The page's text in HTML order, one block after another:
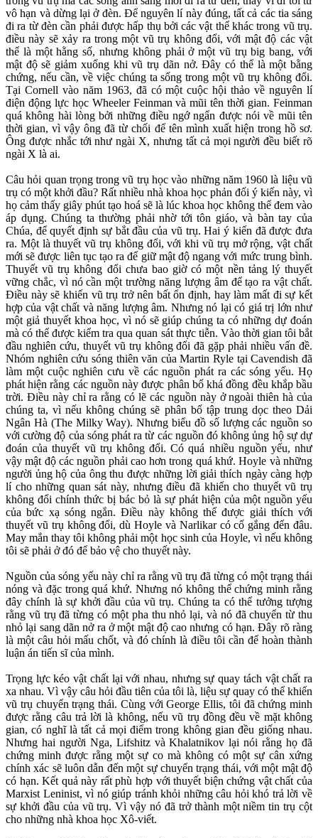
vô hạn và dừng lại ở đèn. Để nguyên lí này đúng, tất cả các tia sáng
đi ra từ đèn cần phải được hấp thụ bởi các vật thể khác trong vũ trụ.
điều này sẽ xảy ra trong một vũ trụ không đổi, với mật độ các vật
thể là một hằng số, nhưng không phải ở một vũ trụ big bang, với
mật độ sẽ giảm xuống khi vũ trụ dãn nở. Đây có thể là một bằng
chứng, nếu cần, về việc chúng ta sống trong một vũ trụ không đổi.
Tại Cornell vào năm 1963, đã có một cuộc hội thảo về nguyên lí
điện động lực học Wheeler Feinman và mũi tên thời gian. Feinman
quá không hài lòng bởi những điều ngớ ngẩn được nói về mũi tên
thời gian, vì vậy ông đã từ chối để tên mình xuất hiện trong hồ sơ.
Ông được nhắc tới như ngài X, nhưng tất cả mọi người đều biết rõ
ngài X là ai.
Câu hỏi quan trọng trong vũ trụ học vào những năm 1960 là liệu vũ
trụ có một khởi đầu? Rất nhiều nhà khoa học phản đối ý kiến này, vì
họ cảm thấy giây phút tạo hoá sẽ là lúc khoa học không thể đem vào
áp dụng. Chúng ta thường phải nhờ tới tôn giáo, và bàn tay của
Chúa, để quyết định sự bắt đầu của vũ trụ. Hai ý kiến đã được đưa
ra. Một là thuyết vũ trụ không đổi, với khi vũ trụ mở rộng, vật chất
mới sẽ được liên tục tạo ra để giữ mật độ ngang với mức trung bình.
Thuyết vũ trụ không đổi chưa bao giờ có một nền tảng lý thuyết
vững chắc, vì nó cần một trường năng lượng âm để tạo ra vật chất.
Điều này sẽ khiến vũ trụ trở nên bất ổn định, hay làm mất đi sự kết
hợp của vật chất và năng lượng âm. Nhưng nó lại có giá trị lớn như
một giả thuyết khoa học, vì nó sẽ giúp chúng ta có những dự đoán
mà có thể được kiểm tra qua quan sát thực tiễn. Vào thời gian tôi bắt
đầu nghiên cứu, thuyết vũ trụ không đổi đã gặp phải nhiều vấn đề.
Nhóm nghiên cứu sóng thiên văn của Martin Ryle tại Cavendish đã
làm một cuộc nghiên cưu về các nguồn phát ra các sóng yếu. Họ
phát hiện rằng các nguồn này được phân bố khá đồng đều khắp bầu
trời. Điều này chỉ ra rằng có lẽ các nguồn này ở ngoài thiên hà của
chúng ta, vì nếu không chúng sẽ phân bố tập trung dọc theo Dải
Ngân Hà (The Milky Way). Nhưng biểu đồ số lượng các nguồn so
với cường độ của sóng phát ra từ các nguồn đó không ủng hộ sự dự
đoán của thuyết vũ trụ không đổi. Có quá nhiều nguồn yếu, như
vậy mật độ các nguồn phải cao hơn trong quá khứ. Hoyle và những
người ủng hộ của ông thu được những lời giải thích ngày càng hợp
lí cho những quan sát này, nhưng điều đã khiến cho thuyết vũ trụ
không đổi chính thức bị bác bỏ là sự phát hiện của một nguồn yếu
của bức xạ sóng ngắn. Điều này không thể được giải thích với
thuyết vũ trụ không đổi, dù Hoyle và Narlikar có cố gắng đến đâu.
May mắn thay tôi không phải một học sinh của Hoyle, vì nếu không
tôi sẽ phải ở đó để bảo vệ cho thuyết này.
Nguồn của sóng yếu này chỉ ra rằng vũ trụ đã từng có một trạng thái
nóng và đặc trong quá khứ. Nhưng nó không thể chứng minh rằng
đây chính là sự khởi đầu của vũ trụ. Chúng ta có thể tưởng tượng
rằng vũ trụ đã từng có một pha thu nhỏ lại, và nó đã chuyển từ thu
nhỏ lại sang dãn nở ra ở một mật độ cao nhưng có hạn. Đây rõ ràng
là một câu hỏi mấu chốt, và đó chính là điều tôi cần để hoàn thành
luận án tiến sĩ của mình.
Trọng lực kéo vật chất lại với nhau, nhưng sự quay tách vật chất ra
xa nhau. Vì vậy câu hỏi đầu tiên của tôi là, liệu sự quay có thể khiến
vũ trụ chuyển trạng thái. Cùng với George Ellis, tôi đã chứng minh
được rằng câu trả lời là không, nếu vũ trụ đồng đều về mặt không
gian, có nghĩ là tất cả mọi điểm trong không gian đều giống nhau.
Nhưng hai người Nga, Lifshitz và Khalatnikov lại nói rằng họ đã
chứng minh được rằng một sự co mà không có một sự cân xứng
chính xác sẽ luôn dẫn đến một sự chuyển trạng thái, với một mật độ
có hạn. Kết quả này rất phù hợp với thuyết biện chứng vật chất của
Marxist Leninist, vì nó giúp tránh khỏi những câu hỏi khó trả lời về
sự khởi đầu của vũ trụ. Vì vậy nó đã trở thành một niềm tin trụ cột
cho những nhà khoa học Xô-viết.